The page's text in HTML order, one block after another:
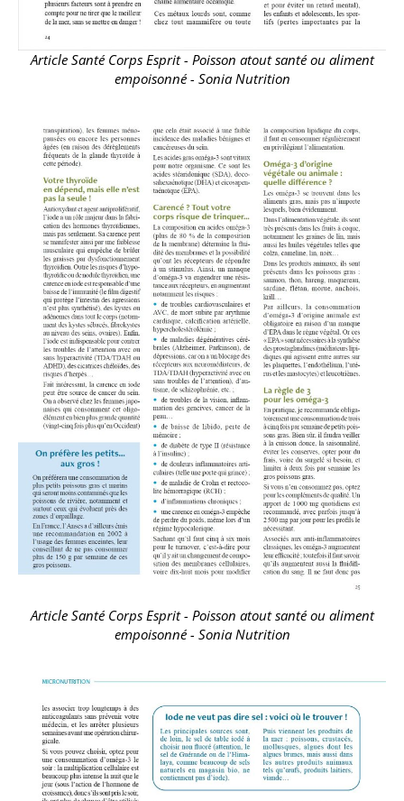
Article Santé Corps Esprit - Poisson atout santé ou aliment
empoisonné - Sonia Nutrition
Article Santé Corps Esprit - Poisson atout santé ou aliment
empoisonné - Sonia Nutrition